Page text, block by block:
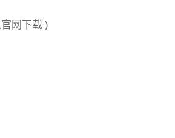
网下载 )